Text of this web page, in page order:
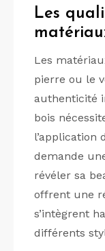
Les
Les
pierre ou le
authenticité
bois
l’application
demande
révéler sa
offrent une
s’intègrent
différents